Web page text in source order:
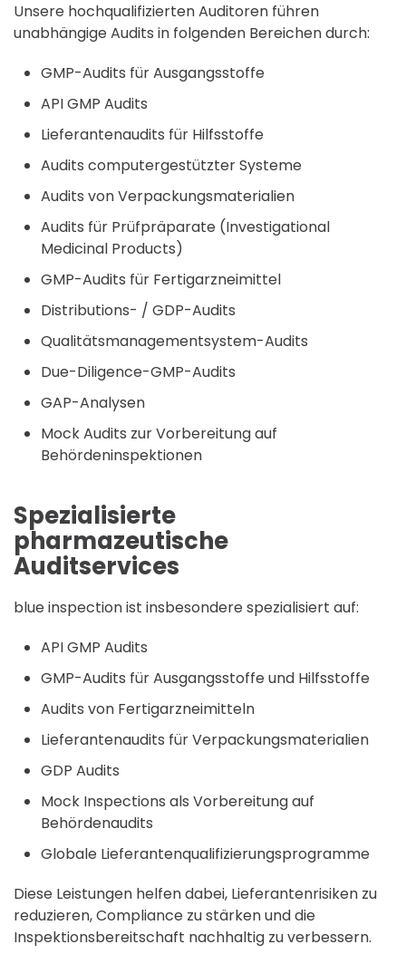
Unsere hochqualifizierten Auditoren führen
unabhängige Audits in folgenden Bereichen durch:
GMP-Audits für Ausgangsstoffe
API GMP Audits
Lieferantenaudits für Hilfsstoffe
Audits computergestützter Systeme
Audits von Verpackungsmaterialien
Audits für Prüfpräparate (Investigational
Medicinal Products)
GMP-Audits für Fertigarzneimittel
Distributions- / GDP-Audits
Qualitätsmanagementsystem-Audits
Due-Diligence-GMP-Audits
GAP-Analysen
Mock Audits zur Vorbereitung auf
Behördeninspektionen
Spezialisierte
pharmazeutische
Auditservices
blue inspection ist insbesondere spezialisiert auf:
API GMP Audits
GMP-Audits für Ausgangsstoffe und Hilfsstoffe
Audits von Fertigarzneimitteln
Lieferantenaudits für Verpackungsmaterialien
GDP Audits
Mock Inspections als Vorbereitung auf
Behördenaudits
Globale Lieferantenqualifizierungsprogramme
Diese Leistungen helfen dabei, Lieferantenrisiken zu
reduzieren, Compliance zu stärken und die
Inspektionsbereitschaft nachhaltig zu verbessern.